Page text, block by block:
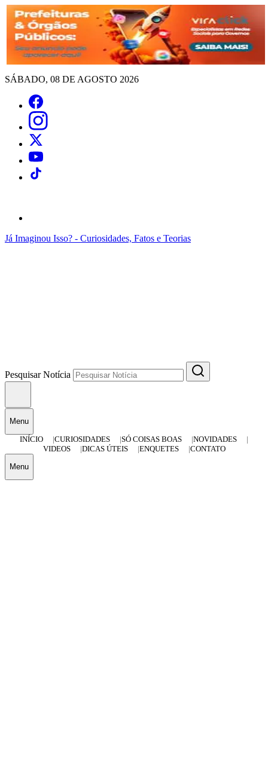
SÁBADO, 08 DE AGOSTO 2026
Já Imaginou Isso? - Curiosidades, Fatos e Teorias
Pesquisar Notícia
Menu
INÍCIO
CURIOSIDADES SÓ COISAS BOAS
NOVIDADES
VIDEOS
DICAS ÚTEIS ENQUETES CONTATO
Menu